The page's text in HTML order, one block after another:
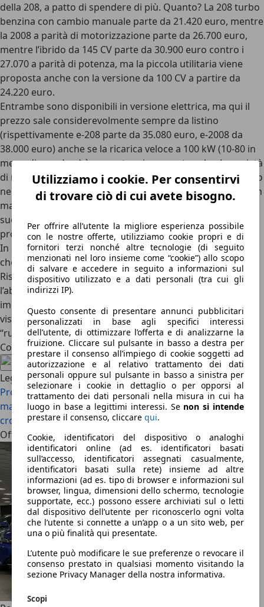
Utilizziamo i cookie. Per consentirvi
di trovare ciò di cui avete bisogno.
Per offrire all’utente la migliore esperienza possibile
con le nostre offerte, utilizziamo cookie propri e di
fornitori terzi nonché altre tecnologie (di seguito
menzionati nel loro insieme come “cookie”) allo scopo
di salvare e accedere in seguito a informazioni sul
dispositivo utilizzato e a dati personali (tra cui gli
indirizzi IP).
Questo consente di presentare annunci pubblicitari
personalizzati in base agli specifici interessi
dell’utente, di ottimizzare l’offerta e di analizzarne la
fruizione. Cliccare sul pulsante in basso a destra per
prestare il consenso all’impiego di cookie soggetti ad
autorizzazione e al relativo trattamento dei dati
personali oppure sul pulsante in basso a sinistra per
selezionare i cookie in dettaglio o per opporsi al
trattamento dei dati personali nella misura in cui ha
luogo in base a legittimi interessi. Se non si intende
prestare il consenso, cliccare qui.
Cookie, identificatori del dispositivo o analoghi
identificatori online (ad es. identificatori basati
sull’accesso, identificatori assegnati casualmente,
identificatori basati sulla rete) insieme ad altre
informazioni (ad es. tipo di browser e informazioni sul
browser, lingua, dimensioni dello schermo, tecnologie
supportate, ecc.) possono essere archiviati sul o letti
dal dispositivo dell’utente per riconoscerlo ogni volta
che l’utente si connette a un’app o a un sito web, per
una o più finalità qui presentate.
L’utente può modificare le sue preferenze o revocare il
consenso prestato in qualsiasi momento visitando la
sezione Privacy Manager della nostra informativa.
Scopi
della 208, a patto di spendere di più. Quanto? La 208 turbo
benzina con cambio manuale parte da 21.420 euro, mentre
la 2008 a parità di motorizzazione parte da 26.700 euro,
mentre l’ibrido da 145 CV parte da 30.900 euro contro i
27.070 a parità di potenza, ma la piccola utilitaria viene
proposta anche con la versione da 100 CV a partire da
24.220 euro.
Entrambe sono disponibili in versione elettrica, ma qui il
prezzo sale considerevolmente sempre da listino
(rispettivamente e-208 parte da 35.080 euro, e-2008 da
38.000 euro) anche se la ricarica veloce a 100 kW (10-80 in
meno di mezz’ora) è un vantaggio per entrambe. La varietà
di motorizzazioni rende questo modello molto competitivo
nell’affollato segmento dei B-SUV, dove la concorrenza non
manca di certo.
Tra i B-SUV è tra i più sportiveggianti e il
suo prezzo è relativamente in media con le altre rivaliche
propongono dimensioni e cavallerie simili.
In abitacolo viene premiata la tecnologia con l’i-Cockpit 3D
che rende più tech la plancia del crossover francese.
Rispetto a 208, però, aumenta considerevolmente
l’abitabilità della seconda fila, anche se non bisogna farsi
impressionare dalle dimensioni, quasi 30 centimetri in più,
visto che il paraurti posteriore è piuttosto sporgente e
“ruba” centimetri nel conto finale.
Condividi l'articolo
Leggi anche
Prova Peugeot 3008: il SUV-Coupé francese sa graffiare,
ma il 1.2 è all’altezza? Recensione Peugeot 408: un
crossover fuori dagli schemi, ma che resta razionale
Offerte attuali